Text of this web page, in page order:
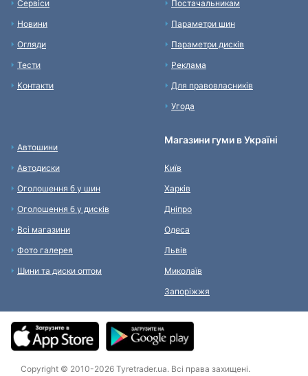
Сервіси
Новини
Огляди
Тести
Контакти
Постачальникам
Параметри шин
Параметри дисків
Реклама
Для правовласників
Угода
Автошини
Автодиски
Оголошення б у шин
Оголошення б у дисків
Всі магазини
Фото галерея
Шини та диски оптом
Магазини гуми в Україні
Київ
Харків
Дніпро
Одеса
Львів
Миколаїв
Запоріжжя
Copyright © 2010-2026 Tyretrader.ua. Всі права захищені.